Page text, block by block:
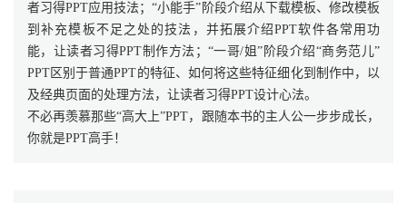
者习得PPT应用技法；“小能手”阶段介绍从下载模板、修改模板
到补充模板不足之处的技法，并拓展介绍PPT软件各常用功
能，让读者习得PPT制作方法；“一哥/姐”阶段介绍“商务范儿”
PPT区别于普通PPT的特征、如何将这些特征细化到制作中，以
及经典页面的处理方法，让读者习得PPT设计心法。
不必再羡慕那些“高大上”PPT，跟随本书的主人公一步步成长，
你就是PPT高手！